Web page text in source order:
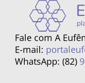
Fale com A
E-mail:
WhatsApp: (82)